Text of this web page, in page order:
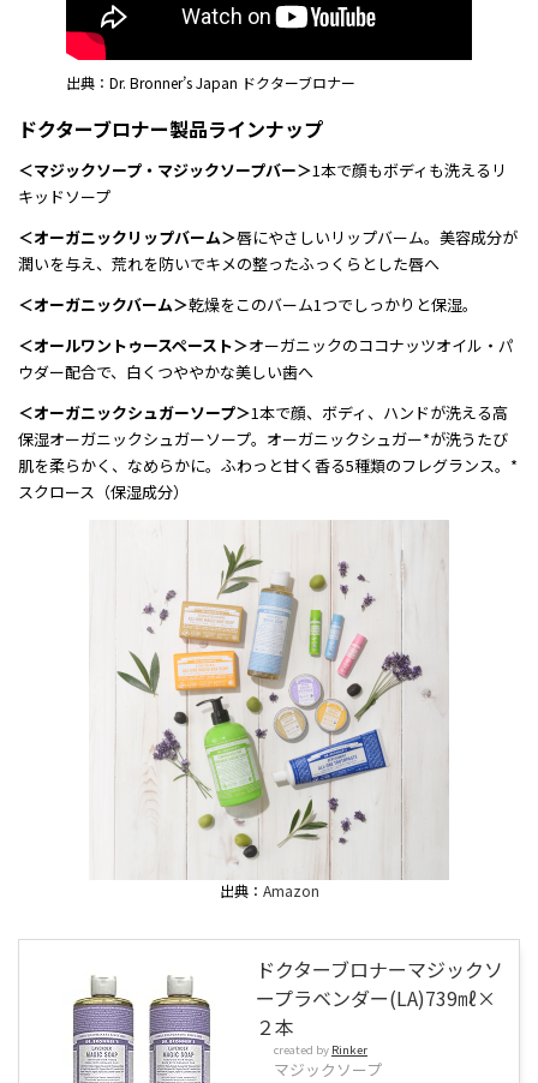
出典：Dr. Bronner’s Japan ドクターブロナー
ドクターブロナー製品ラインナップ
＜マジックソープ・マジックソープバー＞1本で顔もボディも洗えるリ
キッドソープ
＜オーガニックリップバーム＞唇にやさしいリップバーム。美容成分が
潤いを与え、荒れを防いでキメの整ったふっくらとした唇へ
＜オーガニックバーム＞乾燥をこのバーム1つでしっかりと保湿。
＜オールワントゥースペースト＞オーガニックのココナッツオイル・パ
ウダー配合で、白くつややかな美しい歯へ
＜オーガニックシュガーソープ＞1本で顔、ボディ、ハンドが洗える高
保湿オーガニックシュガーソープ。オーガニックシュガー*が洗うたび
肌を柔らかく、なめらかに。ふわっと甘く香る5種類のフレグランス。*
スクロース（保湿成分）
出典： Amazon
ドクターブロナーマジックソ
ープラベンダー(LA)739㎖×
２本
created by Rinker
マジックソープ